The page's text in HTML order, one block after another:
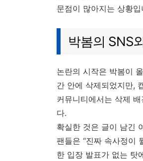
문점이 많아지는 상황
박봄의 SNS
논란의 시작은 박봄이
간 안에 삭제되었지만,
커뮤니티에서는 삭제
다.
확실한 것은 글이 남긴
팬들은 “진짜 속사정이
한 입장 발표가 없는 탓